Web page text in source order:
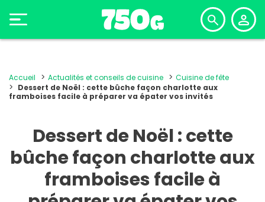
Accueil Actualités et conseils de cuisine
Cuisine de fête
Dessert de Noël : cette bûche façon charlotte aux
framboises facile à préparer va épater vos invités
Dessert de Noël : cette
bûche façon charlotte aux
framboises facile à